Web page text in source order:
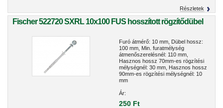
Részletek
Fischer 522720 SXRL 10x100 FUS hosszított rögzítődübel
Furó átmérő: 10 mm, Dübel hossz:
100 mm, Min. furatmélység
átmenőszerelésnél: 110 mm,
Hasznos hossz 70mm-es rögzítési
mélységnél: 30 mm, Hasznos hossz
90mm-es rögzítési mélységnél: 10
mm
Ár:
250 Ft